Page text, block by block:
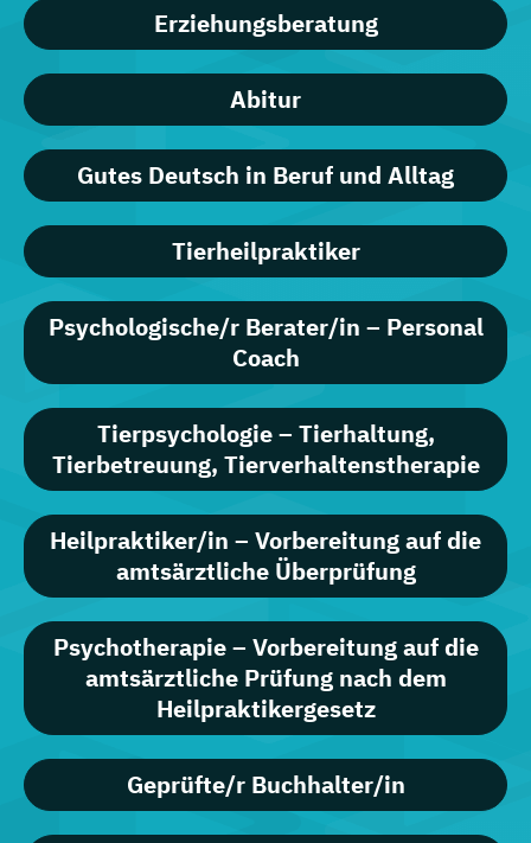
Erziehungsberatung
Abitur
Gutes Deutsch in Beruf und Alltag
Tierheilpraktiker
Psychologische/r Berater/in – Personal
Coach
Tierpsychologie – Tierhaltung,
Tierbetreuung, Tierverhaltenstherapie
Heilpraktiker/in – Vorbereitung auf die
amtsärztliche Überprüfung
Psychotherapie – Vorbereitung auf die
amtsärztliche Prüfung nach dem
Heilpraktikergesetz
Geprüfte/r Buchhalter/in